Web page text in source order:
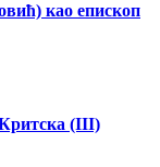
као епископ
(III)